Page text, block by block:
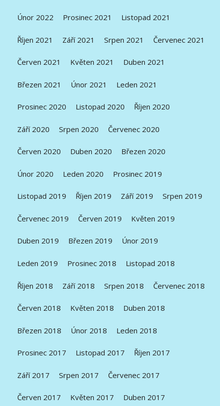
Únor 2022 Prosinec 2021 Listopad 2021
Říjen 2021 Září 2021 Srpen 2021 Červenec 2021
Červen 2021 Květen 2021 Duben 2021
Březen 2021 Únor 2021 Leden 2021
Prosinec 2020 Listopad 2020 Říjen 2020
Září 2020 Srpen 2020 Červenec 2020
Červen 2020 Duben 2020 Březen 2020
Únor 2020 Leden 2020 Prosinec 2019
Listopad 2019 Říjen 2019 Září 2019 Srpen 2019
Červenec 2019 Červen 2019 Květen 2019
Duben 2019 Březen 2019 Únor 2019
Leden 2019 Prosinec 2018 Listopad 2018
Říjen 2018 Září 2018 Srpen 2018 Červenec 2018
Červen 2018 Květen 2018 Duben 2018
Březen 2018 Únor 2018 Leden 2018
Prosinec 2017 Listopad 2017 Říjen 2017
Září 2017 Srpen 2017 Červenec 2017
Červen 2017 Květen 2017 Duben 2017